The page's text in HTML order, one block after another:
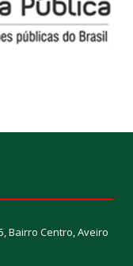
Bairro Centro, Aveiro